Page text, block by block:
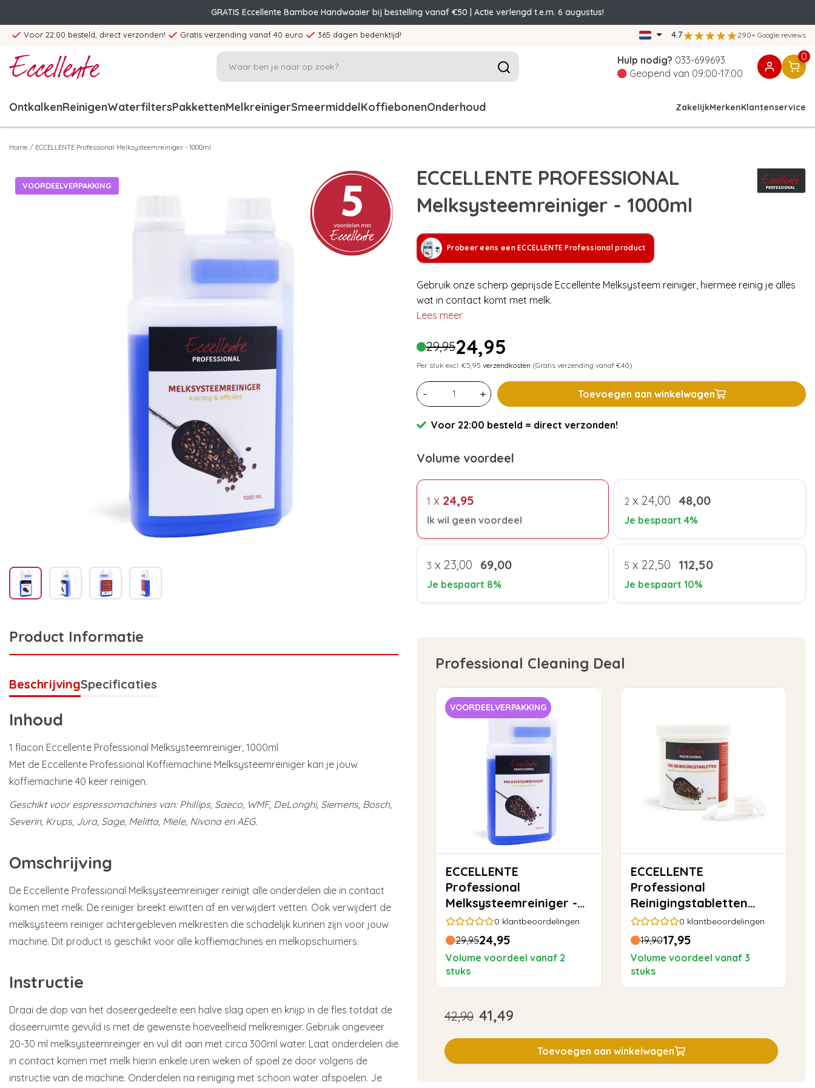
GRATIS Eccellente Bamboe Handwaaier bij bestelling vanaf €50 | Actie verlengd t.e.m. 6 augustus!
Voor 22:00 besteld, direct verzonden! Gratis verzending vanaf 40 euro 365 dagen bedenktijd! 4.7 290+ Google reviews
Hulp nodig? 033-699693
Geopend van 09:00-17:00
0
OntkalkenReinigenWaterfiltersPakkettenMelkreinigerSmeermiddelKoffiebonenOnderhoud ZakelijkMerkenKlantenservice
Home / ECCELLENTE Professional Melksysteemreiniger - 1000ml
VOORDEELVERPAKKING
Product Informatie
BeschrijvingSpecificaties
Inhoud
1 flacon Eccellente Professional Melksysteemreiniger, 1000ml
Met de Eccellente Professional Koffiemachine Melksysteemreiniger kan je jouw
koffiemachine 40 keer reinigen.
Geschikt voor espressomachines van: Phillips, Saeco, WMF, DeLonghi, Siemens, Bosch,
Severin, Krups, Jura, Sage, Melitta, Miele, Nivona en AEG.
Omschrijving
De Eccellente Professional Melksysteemreiniger reinigt alle onderdelen die in contact
komen met melk. De reiniger breekt eiwitten af en verwijdert vetten. Ook verwijdert de
melksysteem reiniger achtergebleven melkresten die schadelijk kunnen zijn voor jouw
machine. Dit product is geschikt voor alle koffiemachines en melkopschuimers.
Instructie
Draai de dop van het doseergedeelte een halve slag open en knijp in de fles totdat de
doseerruimte gevuld is met de gewenste hoeveelheid melkreiniger. Gebruik ongeveer
20-30 ml melksysteemreinger en vul dit aan met circa 300ml water. Laat onderdelen die
in contact komen met melk hierin enkele uren weken of spoel ze door volgens de
instructie van de machine. Onderdelen na reiniging met schoon water afspoelen. Je
ECCELLENTE PROFESSIONAL
Melksysteemreiniger - 1000ml
Probeer eens een ECCELLENTE Professional product
Gebruik onze scherp geprijsde Eccellente Melksysteem reiniger, hiermee reinig je alles
wat in contact komt met melk.
Lees meer
29,9524,95
Per stuk excl. €5,95 verzendkosten (Gratis verzending vanaf €40)
- + Toevoegen aan winkelwagen
Voor 22:00 besteld = direct verzonden!
Volume voordeel
1 x 24,95
Ik wil geen voordeel
2 x 24,00 48,00
Je bespaart 4%
3 x 23,00 69,00
Je bespaart 8%
5 x 22,50 112,50
Je bespaart 10%
Professional Cleaning Deal
VOORDEELVERPAKKING
ECCELLENTE
Professional
Melksysteemreiniger -
1000ml
0 klantbeoordelingen
29,9524,95
Volume voordeel vanaf 2
stuks
ECCELLENTE
Professional
Reinigingstabletten
100x 2gram
0 klantbeoordelingen
19,9017,95
Volume voordeel vanaf 3
stuks
42,90 41,49
Toevoegen aan winkelwagen